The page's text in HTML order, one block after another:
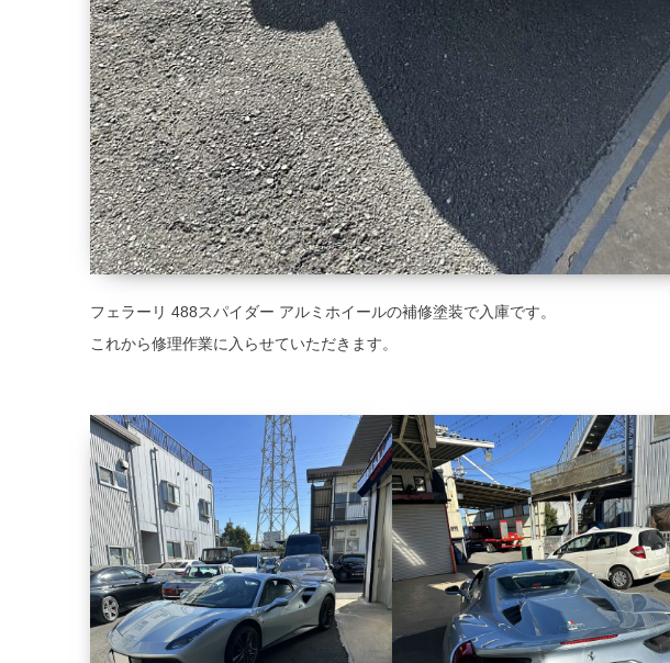
フェラーリ 488スパイダー アルミホイールの補修塗装で入庫です。
これから修理作業に入らせていただきます。